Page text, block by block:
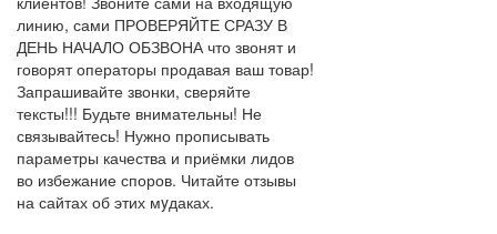
линию, сами ПРОВЕРЯЙТЕ СРАЗУ В
ДЕНЬ НАЧАЛО ОБЗВОНА что звонят и
говорят операторы продавая ваш товар!
Запрашивайте звонки, сверяйте
тексты!!! Будьте внимательны! Не
связывайтесь! Нужно прописывать
параметры качества и приёмки лидов
во избежание споров. Читайте отзывы
на сайтах об этих мyдаках.